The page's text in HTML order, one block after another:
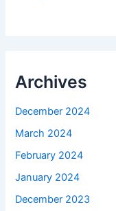
Archives
December 2024
March 2024
February 2024
January 2024
December 2023